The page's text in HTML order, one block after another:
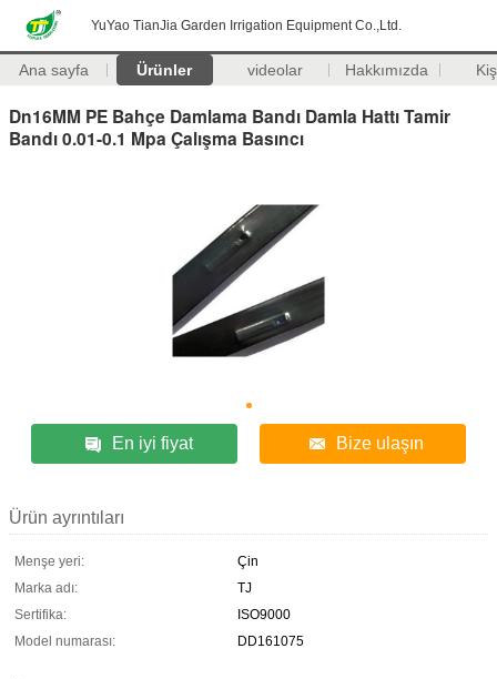
YuYao TianJia Garden Irrigation Equipment Co.,Ltd.
Ana sayfa Ürünler videolar Hakkımızda
Dn16MM PE Bahçe Damlama Bandı Damla Hattı Tamir
Bandı 0.01-0.1 Mpa Çalışma Basıncı
En iyi fiyat Bize ulaşın
Ürün ayrıntıları
Menşe yeri:
Çin
Marka adı:
TJ
Sertifika:
ISO9000
Model numarası:
DD161075